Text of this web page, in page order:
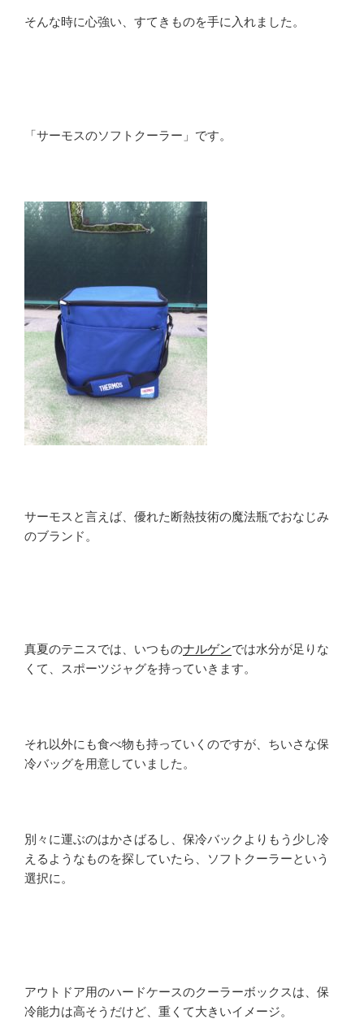
そんな時に心強い、すてきものを手に入れました。
「サーモスのソフトクーラー」です。
サーモスと言えば、優れた断熱技術の魔法瓶でおなじみ
のブランド。
真夏のテニスでは、いつものナルゲンでは水分が足りな
くて、スポーツジャグを持っていきます。
それ以外にも食べ物も持っていくのですが、ちいさな保
冷バッグを用意していました。
別々に運ぶのはかさばるし、保冷バックよりもう少し冷
えるようなものを探していたら、ソフトクーラーという
選択に。
アウトドア用のハードケースのクーラーボックスは、保
冷能力は高そうだけど、重くて大きいイメージ。